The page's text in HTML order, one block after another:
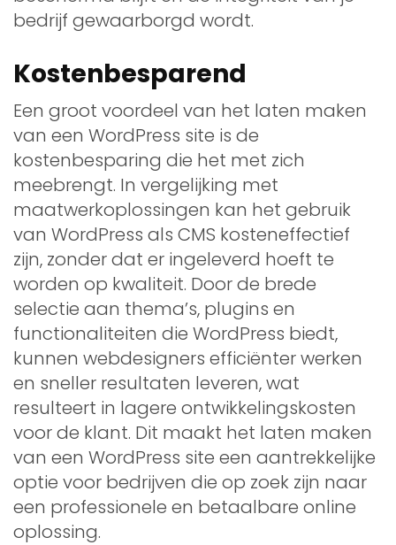
bedrijf gewaarborgd wordt.
Kostenbesparend
Een groot voordeel van het laten maken
van een WordPress site is de
kostenbesparing die het met zich
meebrengt. In vergelijking met
maatwerkoplossingen kan het gebruik
van WordPress als CMS kosteneffectief
zijn, zonder dat er ingeleverd hoeft te
worden op kwaliteit. Door de brede
selectie aan thema’s, plugins en
functionaliteiten die WordPress biedt,
kunnen webdesigners efficiënter werken
en sneller resultaten leveren, wat
resulteert in lagere ontwikkelingskosten
voor de klant. Dit maakt het laten maken
van een WordPress site een aantrekkelijke
optie voor bedrijven die op zoek zijn naar
een professionele en betaalbare online
oplossing.